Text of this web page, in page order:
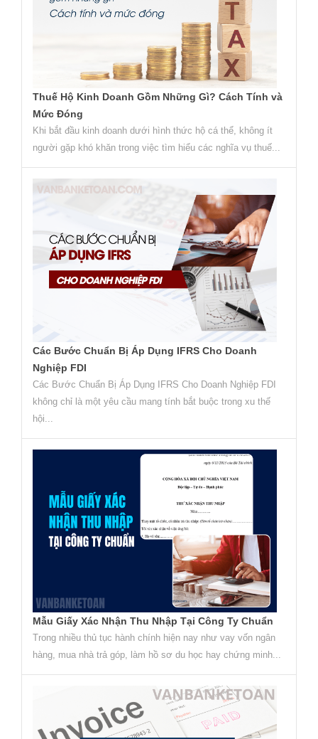
Thuế Hộ Kinh Doanh Gồm Những Gì? Cách Tính và
Mức Đóng
Khi bắt đầu kinh doanh dưới hình thức hộ cá thể, không ít
người gặp khó khăn trong việc tìm hiểu các nghĩa vụ thuế...
Các Bước Chuẩn Bị Áp Dụng IFRS Cho Doanh
Nghiệp FDI
Các Bước Chuẩn Bị Áp Dụng IFRS Cho Doanh Nghiệp FDI
không chỉ là một yêu cầu mang tính bắt buộc trong xu thế
hội...
Mẫu Giấy Xác Nhận Thu Nhập Tại Công Ty Chuẩn
Trong nhiều thủ tục hành chính hiện nay như vay vốn ngân
hàng, mua nhà trả góp, làm hồ sơ du học hay chứng minh...